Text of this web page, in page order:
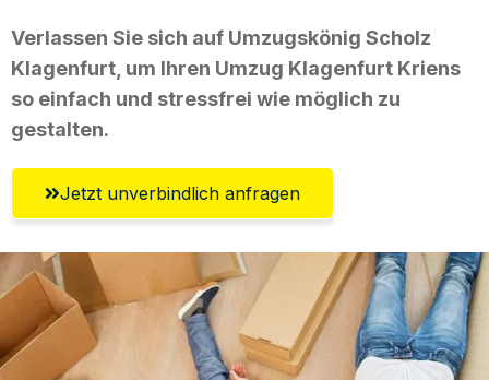
Verlassen Sie sich auf Umzugskönig Scholz
Klagenfurt, um Ihren Umzug Klagenfurt Kriens
so einfach und stressfrei wie möglich zu
gestalten.
Jetzt unverbindlich anfragen